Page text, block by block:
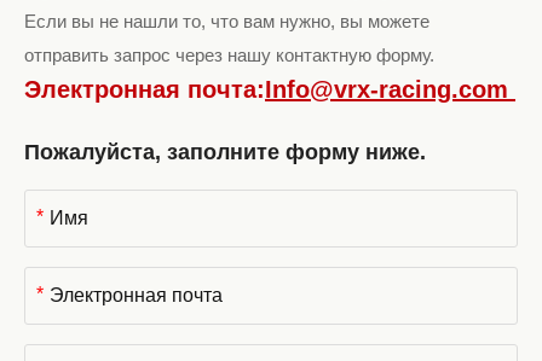
Если вы не нашли то, что вам нужно, вы можете
отправить запрос через нашу контактную форму.
Электронная почта:Info@vrx-racing.com
Пожалуйста, заполните форму ниже.
*
*